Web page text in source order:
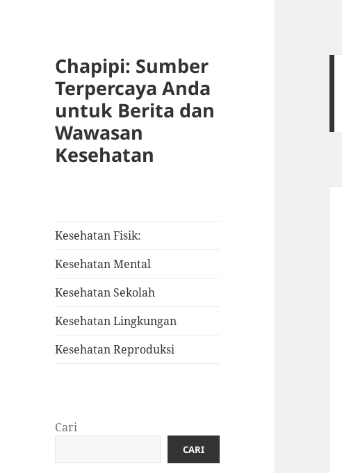
Chapipi: Sumber
Terpercaya Anda
untuk Berita dan
Wawasan
Kesehatan
Kesehatan Fisik:
Kesehatan Mental
Kesehatan Sekolah
Kesehatan Lingkungan
Kesehatan Reproduksi
Cari
CARI